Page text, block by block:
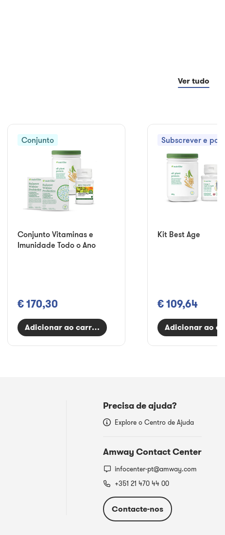
Ver tudo
Conjunto
Conjunto Vitaminas e
Imunidade Todo o Ano
€ 170,30
Adicionar ao carrinho
Subscrever e
Kit Best Age
€ 109,64
Adicionar ao
Precisa de ajuda?
Explore o Centro de Ajuda
Amway Contact Center
infocenter-pt@amway.com
+351 21 470 44 00
Contacte-nos